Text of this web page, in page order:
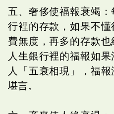
五、奢侈使福報衰竭
行裡的存款，如果不
費無度，再多的存款也
人生銀行裡的福報如
人「五衰相現」，福
堪言。